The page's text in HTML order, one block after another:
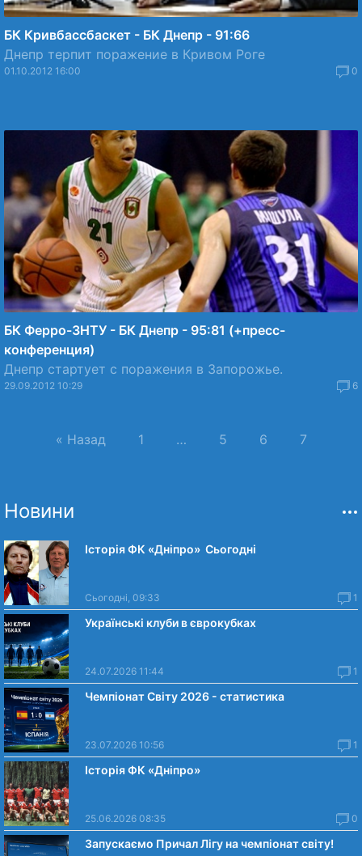
БК Кривбассбаскет - БК Днепр - 91:66
Днепр терпит поражение в Кривом Роге
01.10.2012 16:00 0
БК Ферро-ЗНТУ - БК Днепр - 95:81 (+пресс-
конференция)
Днепр стартует с поражения в Запорожье.
29.09.2012 10:29 6
« Назад 1 … 5 6 7
Новини
Історія ФК «Дніпро» Сьогодні
Сьогодні, 09:33 1
Українські клуби в єврокубках
24.07.2026 11:44 1
Чемпіонат Світу 2026 - статистика
23.07.2026 10:56 1
Історія ФК «Дніпро»
25.06.2026 08:35 0
Запускаємо Причал Лігу на чемпіонат світу!